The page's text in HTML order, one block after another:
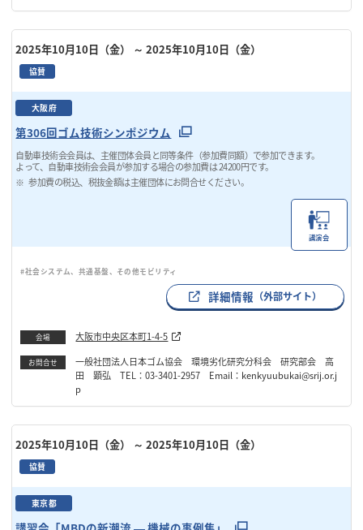
2025年10月10日（金） ～ 2025年10月10日（金）
協賛
大阪府
第306回ゴム技術シンポジウム
自動車技術会会員は、主催団体会員と同等条件（参加費同額）で参加できます。
よって、自動車技術会会員が参加する場合の参加費は 24200円です。
参加費の税込、税抜金額は主催団体にお問合せください。
講演会
#社会システム、共通基盤、その他モビリティ
詳細情報 （外部サイト）
会場 大阪市中央区本町1-4-5
お問合せ
一般社団法人日本ゴム協会 環境劣化研究分科会 研究部会 高
田 顕弘 TEL：03-3401-2957 Email：kenkyuubukai@srij.or.j
p
2025年10月10日（金） ～ 2025年10月10日（金）
協賛
東京都